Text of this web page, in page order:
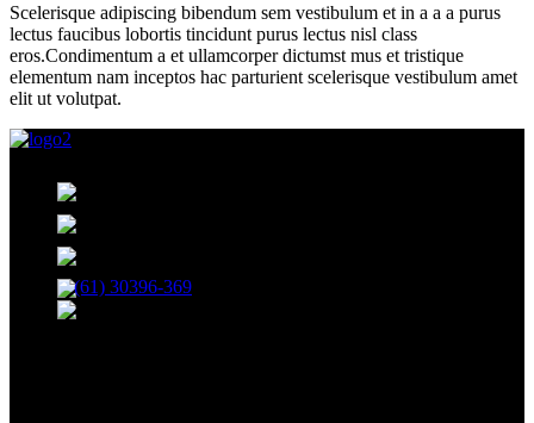
Scelerisque adipiscing bibendum sem vestibulum et in a a a purus
lectus faucibus lobortis tincidunt purus lectus nisl class
eros.Condimentum a et ullamcorper dictumst mus et tristique
elementum nam inceptos hac parturient scelerisque vestibulum amet
elit ut volutpat.
70853-520
R. 13 Norte, 19 - Águas Claras, Brasília - DF
708 - Águas Claras, Brasília - DF, 71900-100
(61) 30396-369
atendimento@netshopinformatica.com.br